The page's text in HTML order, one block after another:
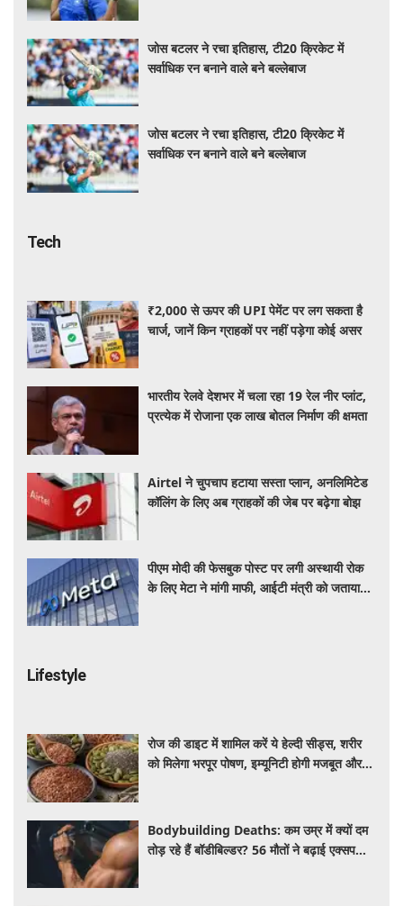
जोस बटलर ने रचा इतिहास, टी20 क्रिकेट में
सर्वाधिक रन बनाने वाले बने बल्लेबाज
जोस बटलर ने रचा इतिहास, टी20 क्रिकेट में
सर्वाधिक रन बनाने वाले बने बल्लेबाज
Tech
₹2,000 से ऊपर की UPI पेमेंट पर लग सकता है
चार्ज, जानें किन ग्राहकों पर नहीं पड़ेगा कोई असर
भारतीय रेलवे देशभर में चला रहा 19 रेल नीर प्लांट,
प्रत्येक में रोजाना एक लाख बोतल निर्माण की क्षमता
Airtel ने चुपचाप हटाया सस्ता प्लान, अनलिमिटेड
कॉलिंग के लिए अब ग्राहकों की जेब पर बढ़ेगा बोझ
पीएम मोदी की फेसबुक पोस्ट पर लगी अस्थायी रोक
के लिए मेटा ने मांगी माफी, आईटी मंत्री को जताया
Lifestyle
रोज की डाइट में शामिल करें ये हेल्दी सीड्स, शरीर
को मिलेगा भरपूर पोषण, इम्यूनिटी होगी मजबूत और
Bodybuilding Deaths: कम उम्र में क्यों दम
तोड़ रहे हैं बॉडीबिल्डर? 56 मौतों ने बढ़ाई एक्सपर्ट्स